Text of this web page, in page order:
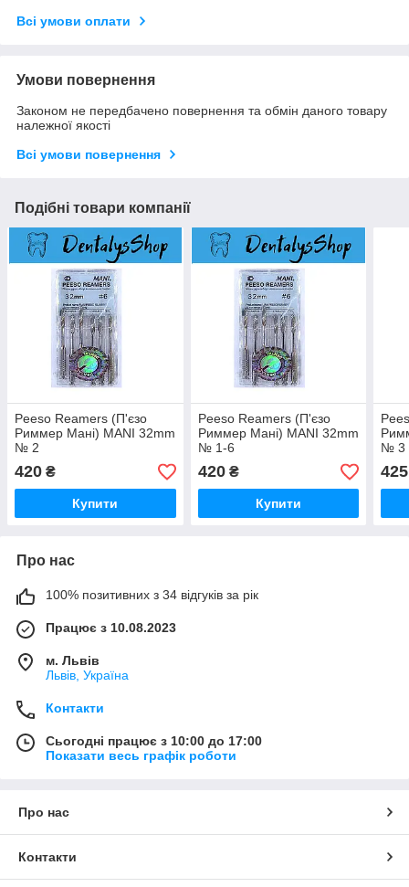
Всі умови оплати
Умови повернення
Законом не передбачено повернення та обмін даного товару
належної якості
Всі умови повернення
Подібні товари компанії
Peeso Reamers (П'єзо
Риммер Мані) MANI 32mm
№ 2
420 ₴
Купити
Peeso Reamers (П'єзо
Риммер Мані) MANI 32mm
№ 1-6
420₴
Купити
№ 3
425
Про нас
100% позитивних з 34 відгуків за рік
Працює з 10.08.2023
м. Львів
Львів, Україна
Контакти
Сьогодні працює з 10:00 до 17:00
Показати весь графік роботи
Про нас
Контакти